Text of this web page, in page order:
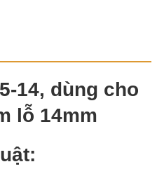
14, dùng cho
lỗ 14mm